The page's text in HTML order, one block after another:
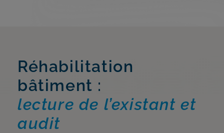
Réhabilitation
bâtiment :
lecture de l’existant et
audit